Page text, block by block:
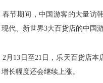
春节期间，中国游客的大量访
现代、新世界3大百货店的中国
2月13日至21日，乐天百货店
增长幅度还会继续上涨。